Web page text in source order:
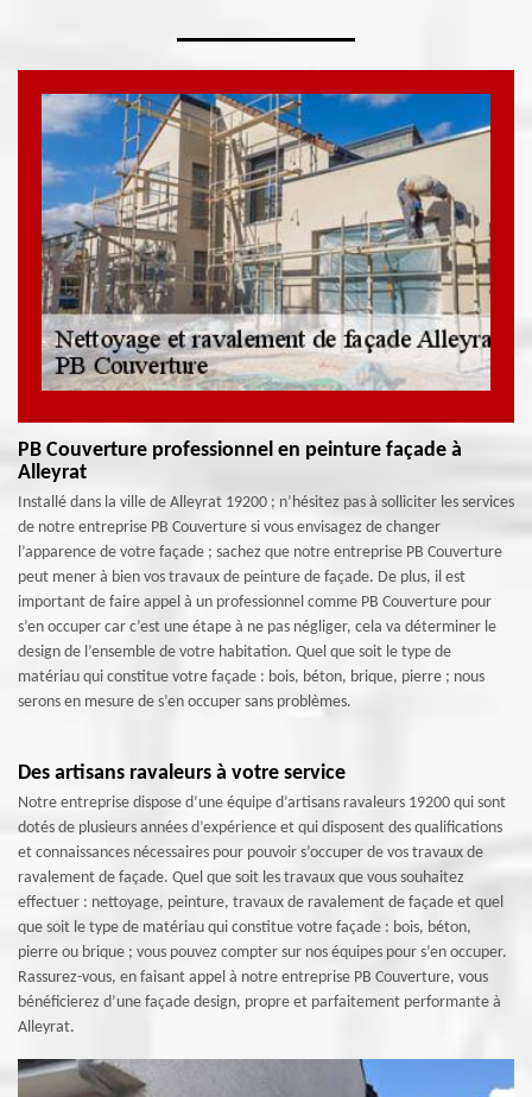
PB Couverture professionnel en peinture façade à
Alleyrat
Installé dans la ville de Alleyrat 19200 ; n’hésitez pas à solliciter les services
de notre entreprise PB Couverture si vous envisagez de changer
l’apparence de votre façade ; sachez que notre entreprise PB Couverture
peut mener à bien vos travaux de peinture de façade. De plus, il est
important de faire appel à un professionnel comme PB Couverture pour
s’en occuper car c’est une étape à ne pas négliger, cela va déterminer le
design de l’ensemble de votre habitation. Quel que soit le type de
matériau qui constitue votre façade : bois, béton, brique, pierre ; nous
serons en mesure de s’en occuper sans problèmes.
Des artisans ravaleurs à votre service
Notre entreprise dispose d’une équipe d’artisans ravaleurs 19200 qui sont
dotés de plusieurs années d’expérience et qui disposent des qualifications
et connaissances nécessaires pour pouvoir s’occuper de vos travaux de
ravalement de façade. Quel que soit les travaux que vous souhaitez
effectuer : nettoyage, peinture, travaux de ravalement de façade et quel
que soit le type de matériau qui constitue votre façade : bois, béton,
pierre ou brique ; vous pouvez compter sur nos équipes pour s’en occuper.
Rassurez-vous, en faisant appel à notre entreprise PB Couverture, vous
bénéficierez d’une façade design, propre et parfaitement performante à
Alleyrat.